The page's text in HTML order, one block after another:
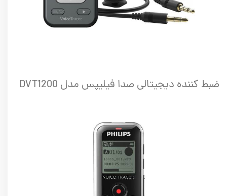
ضبط کننده دیجیتالی صدا فیلیپس مدل DVT1200